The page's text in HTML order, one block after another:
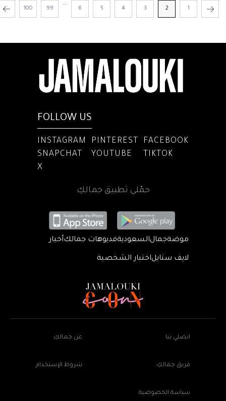
1
2
3
4
5
6
...
99
100
FOLLOW US
INSTAGRAM PINTEREST
FACEBOOK
SNAPCHAT
YOUTUBE
TIKTOK
X
حمّلي تطبيق جمالكِ
موضةجمالالسعوديةفديوهات جمالكأخبار
لايف ستايلاختبار الشخصية
اتصلي بنا عن جمالكِ
فريق جمالكِ شروط الإستخدام
سياسة الخصوصية